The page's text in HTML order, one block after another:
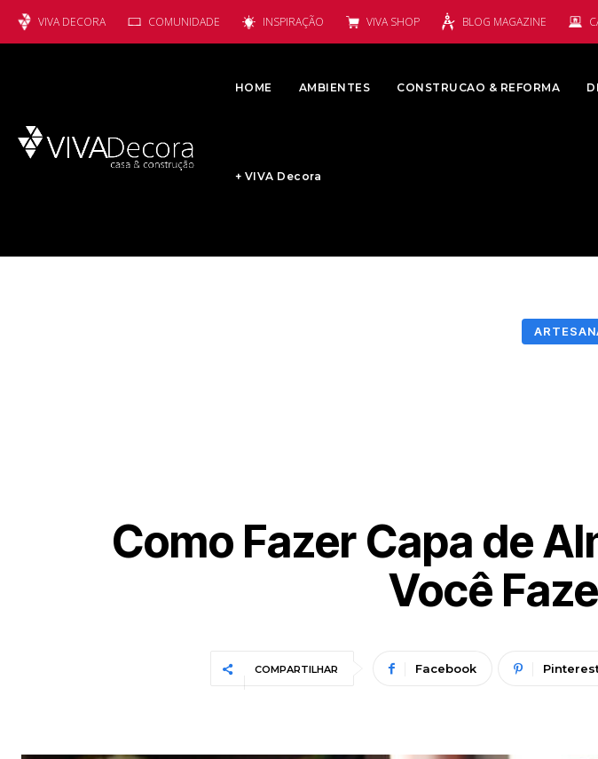
VIVA DECORA COMUNIDADE INSPIRAÇÃO VIVA SHOP BLOG MAGAZINE
HOME AMBIENTES CONSTRUCAO & REFORMA
+ VIVA Decora
Como Fazer Capa de
Você
COMPARTILHAR Facebook